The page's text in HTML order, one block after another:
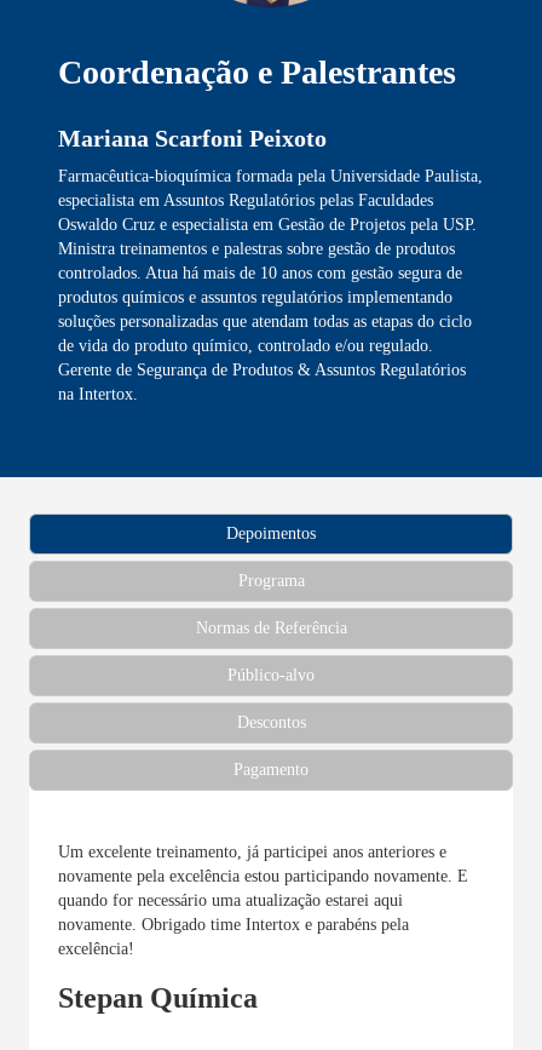
Coordenação e Palestrantes
Mariana Scarfoni Peixoto
Farmacêutica-bioquímica formada pela Universidade Paulista,
especialista em Assuntos Regulatórios pelas Faculdades
Oswaldo Cruz e especialista em Gestão de Projetos pela USP.
Ministra treinamentos e palestras sobre gestão de produtos
controlados. Atua há mais de 10 anos com gestão segura de
produtos químicos e assuntos regulatórios implementando
soluções personalizadas que atendam todas as etapas do ciclo
de vida do produto químico, controlado e/ou regulado.
Gerente de Segurança de Produtos & Assuntos Regulatórios
na Intertox.
Depoimentos
Programa
Normas de Referência
Público-alvo
Descontos
Pagamento
Um excelente treinamento, já participei anos anteriores e
novamente pela excelência estou participando novamente. E
quando for necessário uma atualização estarei aqui
novamente. Obrigado time Intertox e parabéns pela
excelência!
Stepan Química